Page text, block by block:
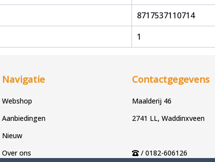
8717537110714
1
Navigatie
Webshop
Aanbiedingen
Nieuw
Over ons
Contactgegevens
Maalderij 46
2741 LL, Waddinxveen
/ 0182-606126